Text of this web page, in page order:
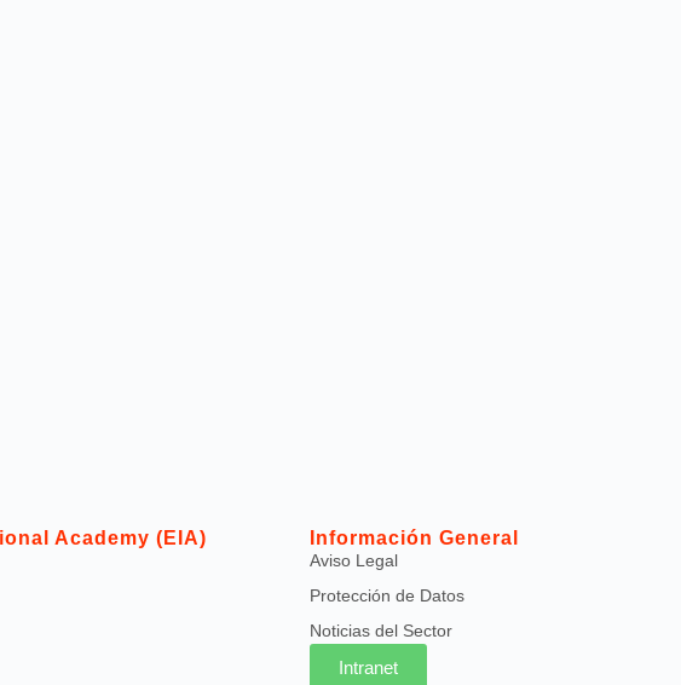
Academy (EIA) Información General
Aviso Legal
Protección de Datos
Noticias del Sector
Intranet